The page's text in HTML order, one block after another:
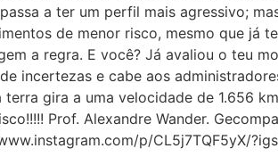
a ter um perfil mais agressivo;
de menor risco, mesmo que já
a regra. E você? Já avaliou o teu
incertezas e cabe aos
gira a uma velocidade de 1.656
Prof. Alexandre Wander.
p/CL5j7TQF5yX/